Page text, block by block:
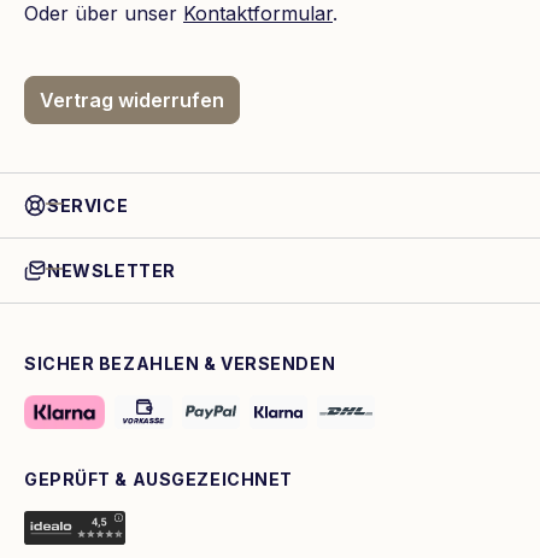
Oder über unser Kontaktformular.
Vertrag widerrufen
SERVICE
NEWSLETTER
SICHER BEZAHLEN & VERSENDEN
GEPRÜFT & AUSGEZEICHNET